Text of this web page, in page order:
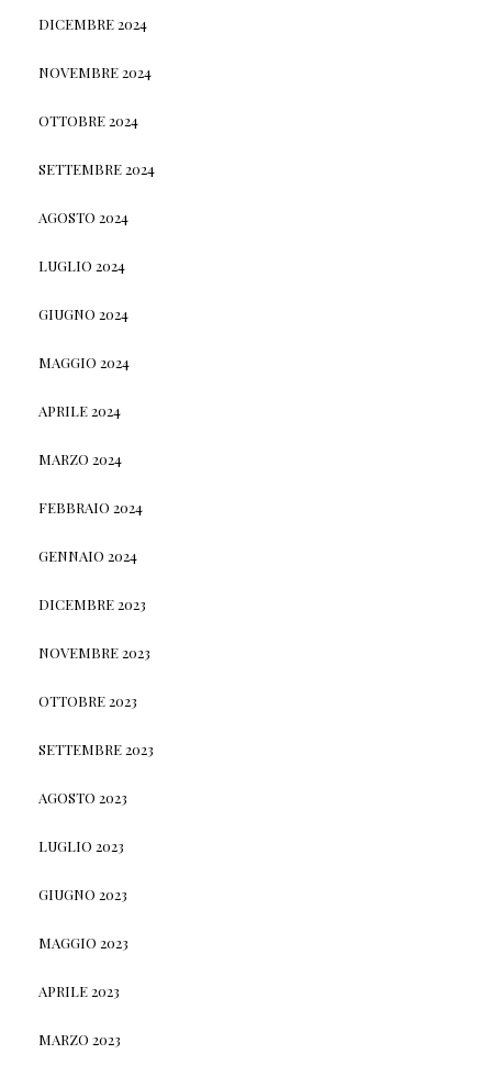
DICEMBRE 2024
NOVEMBRE 2024
OTTOBRE 2024
SETTEMBRE 2024
AGOSTO 2024
LUGLIO 2024
GIUGNO 2024
MAGGIO 2024
APRILE 2024
MARZO 2024
FEBBRAIO 2024
GENNAIO 2024
DICEMBRE 2023
NOVEMBRE 2023
OTTOBRE 2023
SETTEMBRE 2023
AGOSTO 2023
LUGLIO 2023
GIUGNO 2023
MAGGIO 2023
APRILE 2023
MARZO 2023